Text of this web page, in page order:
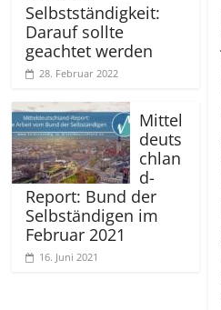
Selbstständigkeit:
Darauf sollte
geachtet werden
28. Februar 2022
Mittel
deuts
chlan
d-
Report: Bund der
Selbständigen im
Februar 2021
16. Juni 2021